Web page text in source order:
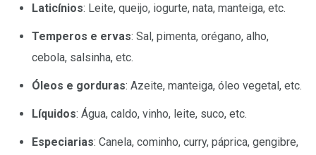
Laticínios: Leite, queijo, iogurte, nata, manteiga, etc.
Temperos e ervas: Sal, pimenta, orégano, alho,
cebola, salsinha, etc.
Óleos e gorduras: Azeite, manteiga, óleo vegetal, etc.
Líquidos: Água, caldo, vinho, leite, suco, etc.
Especiarias: Canela, cominho, curry, páprica, gengibre,